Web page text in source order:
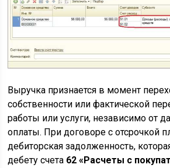
Выручка признается в момент
собственности или фактической
работы или услуги, независимо от
оплаты. При договоре с отсрочкой
дебиторская задолженность,
дебету счета 62 «Расчеты с